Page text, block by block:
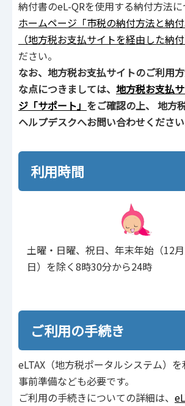
納付書のeL-QRを使用する納付方法に
ホームページ「市税の納付方法と納
（地方税お支払サイトを経由した納付
ださい。
なお、地方税お支払サイトのご利用
な点につきましては、 地方税お支払
ジ「サポート」 をご確認の上、 地方
ヘルプデスクへお問い合わせください
利用時間
土曜・日曜、祝日、年末年始（12
日）を除く8時30分から24時
ご利用の手続き
eLTAX（地方税ポータルシステム）を
事前準備なども必要です。
ご利用の手続きについての詳細は、